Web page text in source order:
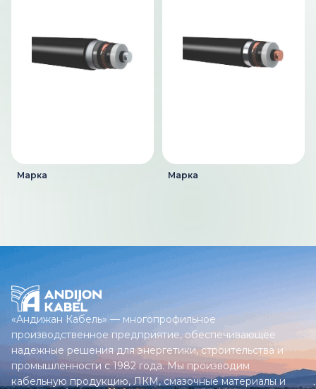
Марка Марка
«Андижан Кабель» — многопрофильное
производственное предприятие, обеспечивающее
надежные решения для энергетики, строительства и
промышленности с 1982 года. Мы производим
кабельную продукцию, ЛКМ, смазочные материалы и